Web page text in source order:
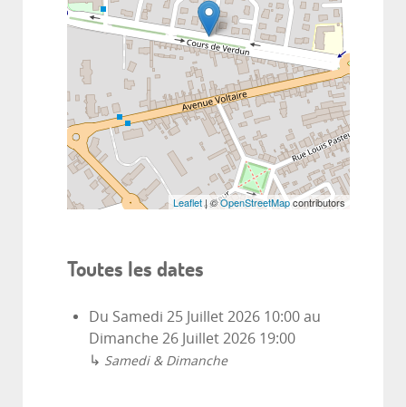
Leaflet| ©OpenStreetMapcontributors
Toutes les dates
Du Samedi 25 Juillet 2026 10:00 au
Dimanche 26 Juillet 2026 19:00
↳ Samedi & Dimanche